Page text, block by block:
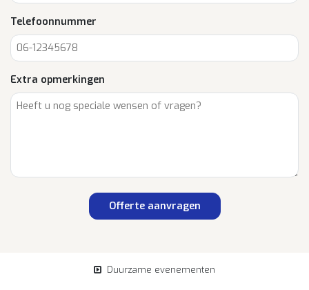
Telefoonnummer
Extra opmerkingen
Offerte aanvragen
Duurzame evenementen